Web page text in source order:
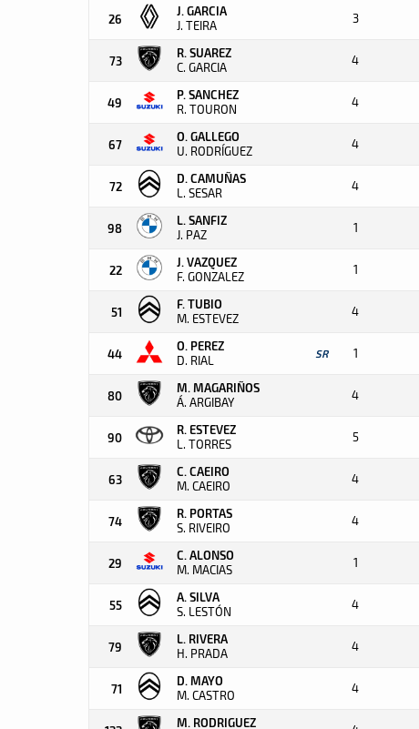
26
J. GARCIA
J. TEIRA 3
73
R. SUAREZ
C. GARCIA 4
49
P. SANCHEZ
R. TOURON 4
67
O. GALLEGO
U. RODRÍGUEZ 4
72
D. CAMUÑAS
L. SESAR 4
98
L. SANFIZ
J. PAZ 1
22
J. VAZQUEZ
F. GONZALEZ 1
51
F. TUBIO
M. ESTEVEZ 4
44
O. PEREZ
D. RIAL SR 1
80
M. MAGARIÑOS
Á. ARGIBAY 4
90
R. ESTEVEZ
L. TORRES 5
63
C. CAEIRO
M. CAEIRO 4
74
R. PORTAS
S. RIVEIRO 4
29
C. ALONSO
M. MACIAS 1
55
A. SILVA
S. LESTÓN 4
79
L. RIVERA
H. PRADA 4
71
D. MAYO
M. CASTRO 4
M. RODRIGUEZ